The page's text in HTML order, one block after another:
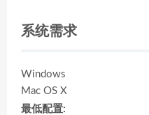
系统需求
Windows
Mac OS X
最低配置: